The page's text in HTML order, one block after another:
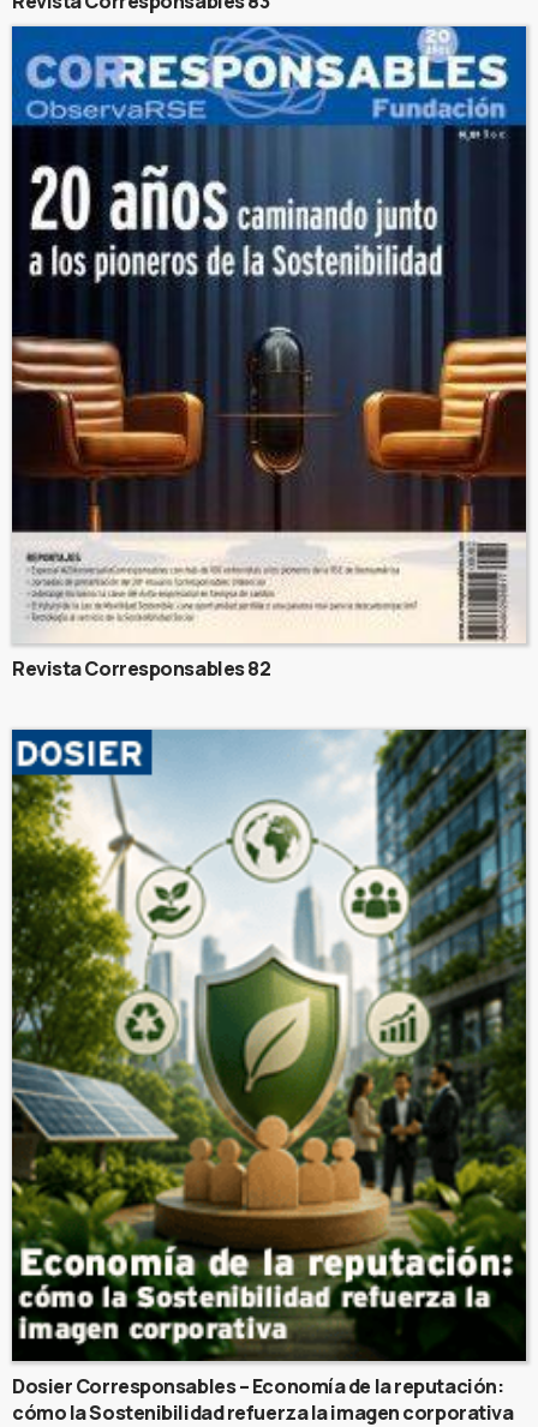
Revista Corresponsables 82
Dosier Corresponsables – Economía de la reputación:
cómo la Sostenibilidad refuerza la imagen corporativa